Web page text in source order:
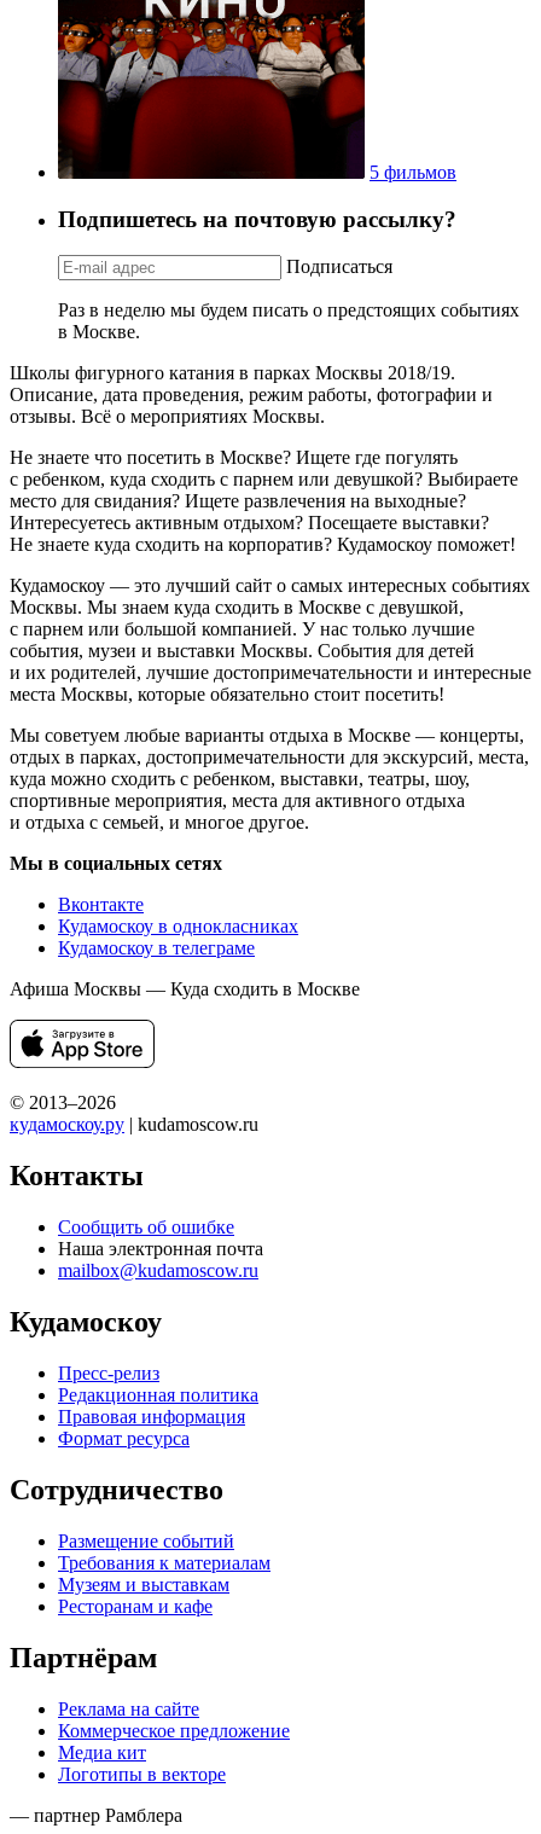
5 фильмов
Подпишетесь на почтовую рассылку?
Подписаться
Раз в неделю мы будем писать о предстоящих событиях
в Москве.
Школы фигурного катания в парках Москвы 2018/19.
Описание, дата проведения, режим работы, фотографии и
отзывы. Всё о мероприятиях Москвы.
Не знаете что посетить в Москве? Ищете где погулять
с ребенком, куда сходить с парнем или девушкой? Выбираете
место для свидания? Ищете развлечения на выходные?
Интересуетесь активным отдыхом? Посещаете выставки?
Не знаете куда сходить на корпоратив? Кудамоскоу поможет!
Кудамоскоу — это лучший сайт о самых интересных событиях
Москвы. Мы знаем куда сходить в Москве с девушкой,
с парнем или большой компанией. У нас только лучшие
события, музеи и выставки Москвы. События для детей
и их родителей, лучшие достопримечательности и интересные
места Москвы, которые обязательно стоит посетить!
Мы советуем любые варианты отдыха в Москве — концерты,
отдых в парках, достопримечательности для экскурсий, места,
куда можно сходить с ребенком, выставки, театры, шоу,
спортивные мероприятия, места для активного отдыха
и отдыха с семьей, и многое другое.
Мы в социальных сетях
Вконтакте
Кудамоскоу в однокласниках
Кудамоскоу в телеграме
Афиша Москвы — Куда сходить в Москве
© 2013–2026
кудамоскоу.ру | kudamoscow.ru
Контакты
Сообщить об ошибке
Наша электронная почта
mailbox@kudamoscow.ru
Кудамоскоу
Пресс-релиз
Редакционная политика
Правовая информация
Формат ресурса
Сотрудничество
Размещение событий
Требования к материалам
Музеям и выставкам
Ресторанам и кафе
Партнёрам
Реклама на сайте
Коммерческое предложение
Медиа кит
Логотипы в векторе
— партнер Рамблера